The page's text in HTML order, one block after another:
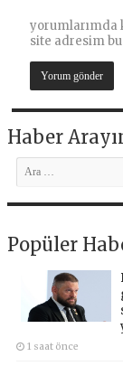
yorumlarımda
site adresim
Haber
Popüler
1 saat önce